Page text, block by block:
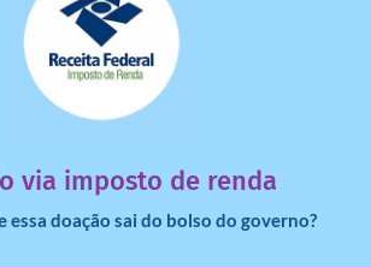
via imposto de renda
essa doação sai do bolso do governo?
deixa de ir para o governo?
saiba mais